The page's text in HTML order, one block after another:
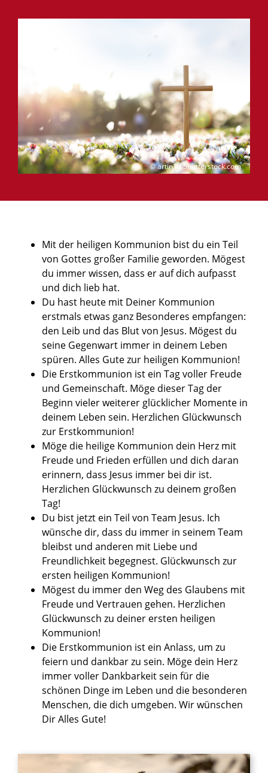
© artin1 / Shutterstock.com
Mit der heiligen Kommunion bist du ein Teil
von Gottes großer Familie geworden. Mögest
du immer wissen, dass er auf dich aufpasst
und dich lieb hat.
Du hast heute mit Deiner Kommunion
erstmals etwas ganz Besonderes empfangen:
den Leib und das Blut von Jesus. Mögest du
seine Gegenwart immer in deinem Leben
spüren. Alles Gute zur heiligen Kommunion!
Die Erstkommunion ist ein Tag voller Freude
und Gemeinschaft. Möge dieser Tag der
Beginn vieler weiterer glücklicher Momente in
deinem Leben sein. Herzlichen Glückwunsch
zur Erstkommunion!
Möge die heilige Kommunion dein Herz mit
Freude und Frieden erfüllen und dich daran
erinnern, dass Jesus immer bei dir ist.
Herzlichen Glückwunsch zu deinem großen
Tag!
Du bist jetzt ein Teil von Team Jesus. Ich
wünsche dir, dass du immer in seinem Team
bleibst und anderen mit Liebe und
Freundlichkeit begegnest. Glückwunsch zur
ersten heiligen Kommunion!
Mögest du immer den Weg des Glaubens mit
Freude und Vertrauen gehen. Herzlichen
Glückwunsch zu deiner ersten heiligen
Kommunion!
Die Erstkommunion ist ein Anlass, um zu
feiern und dankbar zu sein. Möge dein Herz
immer voller Dankbarkeit sein für die
schönen Dinge im Leben und die besonderen
Menschen, die dich umgeben. Wir wünschen
Dir Alles Gute!